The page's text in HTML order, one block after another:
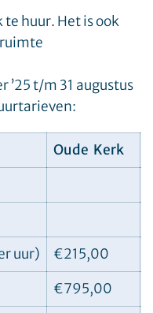
te huur. Het is ook
t/m 31 augustus
Oude Kerk
uur)
€215,00
€795,00